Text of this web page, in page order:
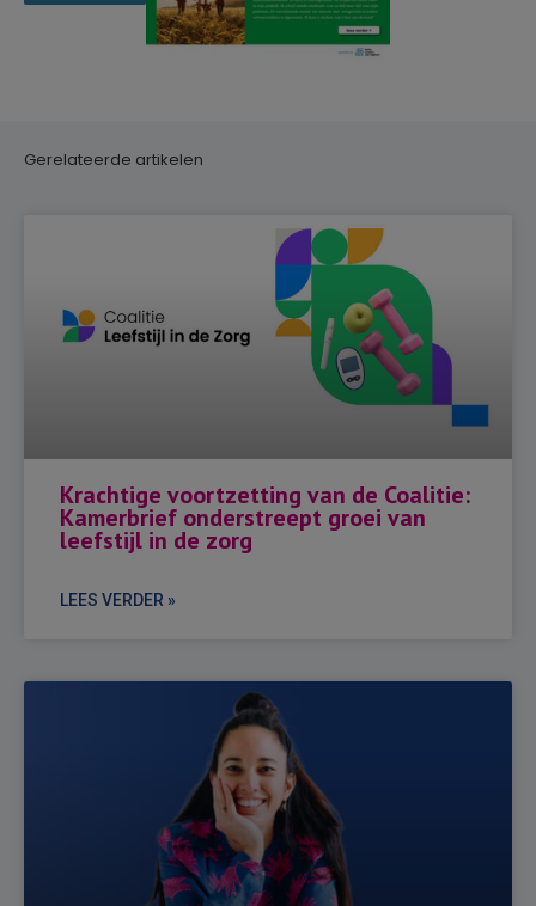
Gerelateerde artikelen
Krachtige voortzetting van de Coalitie:
Kamerbrief onderstreept groei van
leefstijl in de zorg
LEES VERDER »